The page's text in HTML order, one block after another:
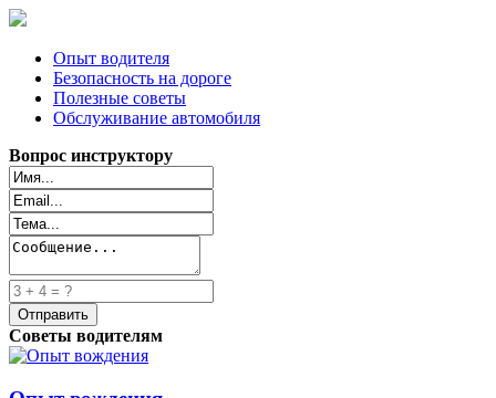
Опыт водителя
Безопасность на дороге
Полезные советы
Обслуживание автомобиля
Вопрос инструктору
Советы водителям